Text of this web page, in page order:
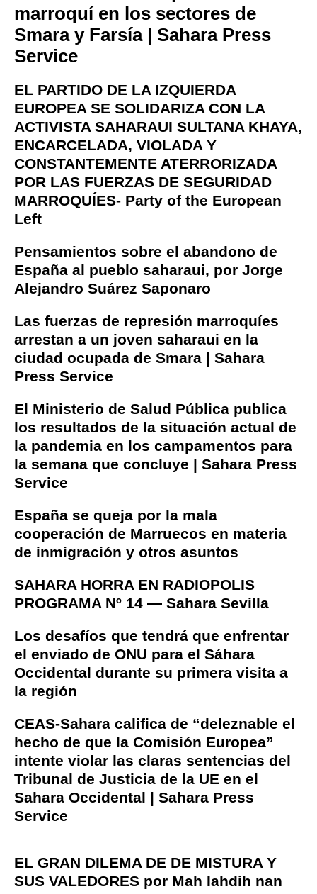
marroquí en los sectores de
Smara y Farsía | Sahara Press
Service
EL PARTIDO DE LA IZQUIERDA
EUROPEA SE SOLIDARIZA CON LA
ACTIVISTA SAHARAUI SULTANA KHAYA,
ENCARCELADA, VIOLADA Y
CONSTANTEMENTE ATERRORIZADA
POR LAS FUERZAS DE SEGURIDAD
MARROQUÍES- Party of the European
Left
Pensamientos sobre el abandono de
España al pueblo saharaui, por Jorge
Alejandro Suárez Saponaro
Las fuerzas de represión marroquíes
arrestan a un joven saharaui en la
ciudad ocupada de Smara | Sahara
Press Service
El Ministerio de Salud Pública publica
los resultados de la situación actual de
la pandemia en los campamentos para
la semana que concluye | Sahara Press
Service
España se queja por la mala
cooperación de Marruecos en materia
de inmigración y otros asuntos
SAHARA HORRA EN RADIOPOLIS
PROGRAMA Nº 14 — Sahara Sevilla
Los desafíos que tendrá que enfrentar
el enviado de ONU para el Sáhara
Occidental durante su primera visita a
la región
CEAS-Sahara califica de “deleznable el
hecho de que la Comisión Europea”
intente violar las claras sentencias del
Tribunal de Justicia de la UE en el
Sahara Occidental | Sahara Press
Service
EL GRAN DILEMA DE DE MISTURA Y
SUS VALEDORES por Mah Iahdih nan